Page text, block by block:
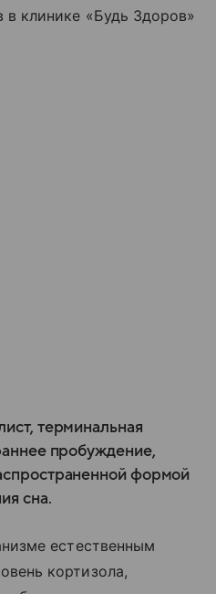
клинике «Будь Здоров»
терминальная
пробуждение,
формой
сна.
естественным
кортизола,